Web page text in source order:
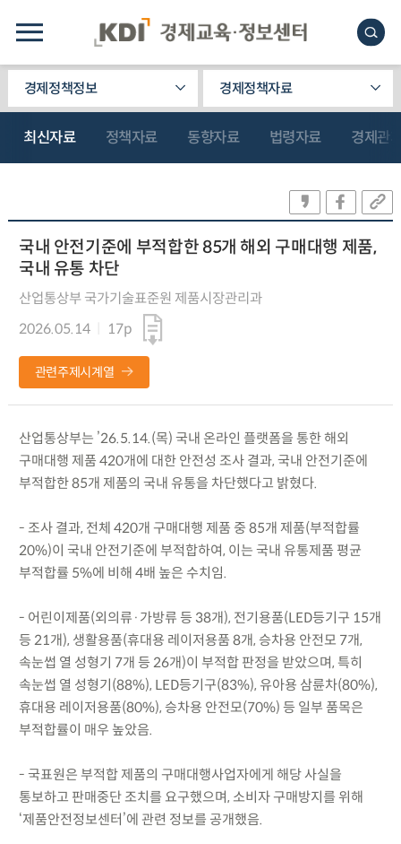
경제정책정보 경제정책자료
최신자료 정책자료 동향자료 법령자료 경제관
국내 안전기준에 부적합한 85개 해외 구매대행 제품,
국내 유통 차단
산업통상부 국가기술표준원 제품시장관리과
2026.05.14
17p
관련주제시계열
산업통상부는 ’26.5.14.(목) 국내 온라인 플랫폼을 통한 해외
구매대행 제품 420개에 대한 안전성 조사 결과, 국내 안전기준에
부적합한 85개 제품의 국내 유통을 차단했다고 밝혔다.
- 조사 결과, 전체 420개 구매대행 제품 중 85개 제품(부적합률
20%)이 국내 안전기준에 부적합하여, 이는 국내 유통제품 평균
부적합률 5%에 비해 4배 높은 수치임.
- 어린이제품(외의류·가방류 등 38개), 전기용품(LED등기구 15개
등 21개), 생활용품(휴대용 레이저용품 8개, 승차용 안전모 7개,
속눈썹 열 성형기 7개 등 26개)이 부적합 판정을 받았으며, 특히
속눈썹 열 성형기(88%), LED등기구(83%), 유아용 삼륜차(80%),
휴대용 레이저용품(80%), 승차용 안전모(70%) 등 일부 품목은
부적합률이 매우 높았음.
- 국표원은 부적합 제품의 구매대행사업자에게 해당 사실을
통보하고 판매중단 조치를 요구했으며, 소비자 구매방지를 위해
‘제품안전정보센터’에 관련 정보를 공개했음.